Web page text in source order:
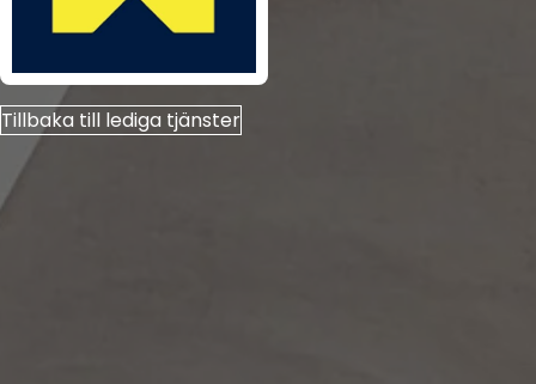
Tillbaka till lediga tjänster